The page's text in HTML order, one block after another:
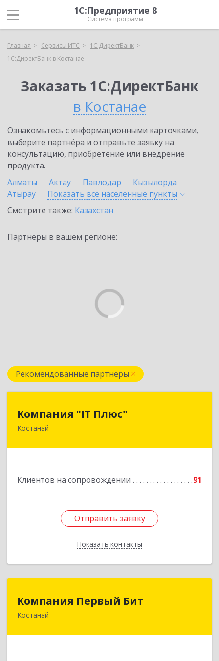
1С:Предприятие 8
Система программ
Главная Сервисы ИТС
1С:ДиректБанк
1С:ДиректБанк в Костанае
Заказать 1С:ДиректБанк
в Костанае
Ознакомьтесь с информационными карточками,
выберите партнёра и отправьте заявку на
консультацию, приобретение или внедрение
продукта.
Алматы
Актау Павлодар
Кызылорда
Атырау
Показать все населенные пункты
Смотрите также: Казахстан
Партнеры в вашем регионе:
Рекомендованные партнеры
Компания "IT Плюс"
Костанай
Клиентов на сопровождении 91
Отправить заявку
Показать контакты
Казахстан, г. Костанай, ул. Темирбаева 60
Отправить заявку
Назад
Компания Первый Бит
Костанай
Компания Первый Бит
Республика Казахстан, г. Костанай, Аль-Фараби,